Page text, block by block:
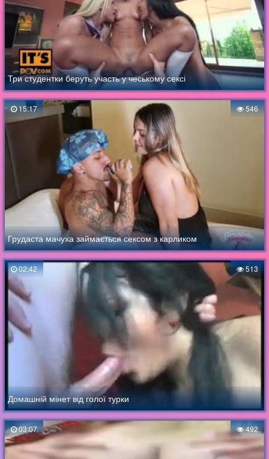
Три студентки беруть участь у чеському сексі
15:17 546
Грудаста мачуха займається сексом з карликом
02:42 513
Домашній мінет від голої турки
03:07 492